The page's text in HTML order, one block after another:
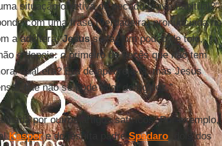
situação objetiva de pecado grave habitual?”
com uma frase (verdadeira) pronunciada no
a adúltera,Jesusse faz um pouco de tolo,
e depois: o primeiro de vocês que não tem
qual era? Era de apedrejá-la, mas Jesus
que não se pode falar de rigidez.”
por outros artigos satíricos. Por exemplo,
Kaspere do jesuíta padreSpadaro, dois dos